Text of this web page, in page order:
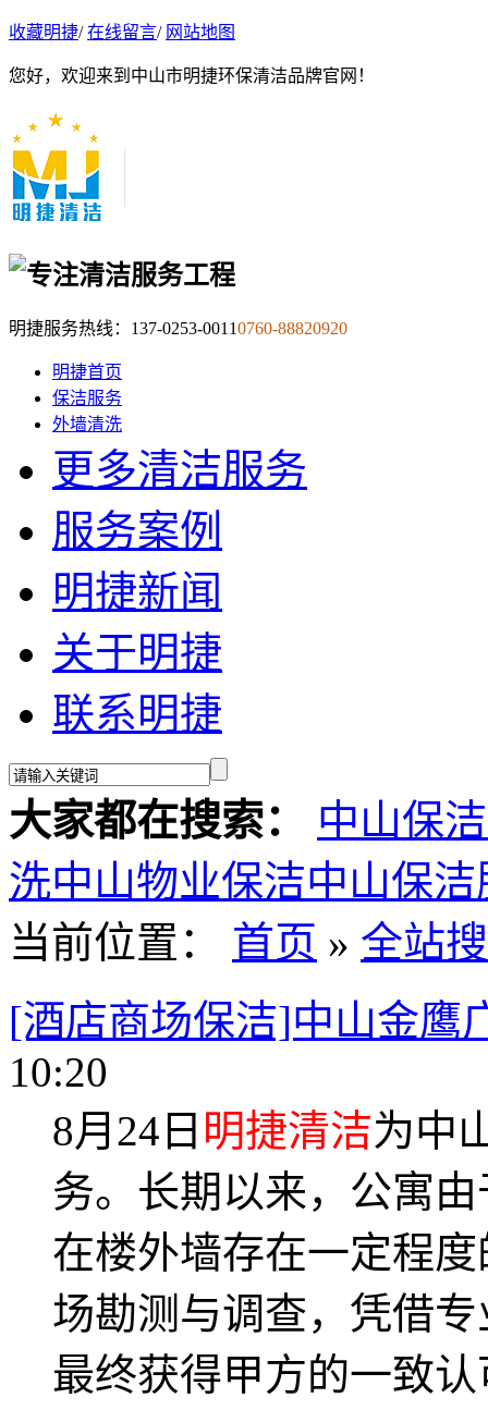
收藏明捷/在线留言/ 网站地图
您好，欢迎来到中山市明捷环保清洁品牌官网！
明捷服务热线： 137-0253-00110760-88820920
明捷首页
保洁服务
外墙清洗
更多清洁服务
服务案例
明捷新闻
关于明捷
联系明捷
大家都在搜索：
中山保
洗中山物业保洁中山保
当前位置：
首页 » 全站
[酒店商场保洁]中山金鹰
10:20
8月24日 明捷清洁为中
务。长期以来，公寓
在楼外墙存在一定程
场勘测与调查，凭借
最终获得甲方的一致